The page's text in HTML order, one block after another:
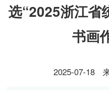
选“2025浙江省
书画
2025-07-18